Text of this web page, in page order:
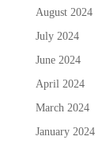
August 2024
July 2024
June 2024
April 2024
March 2024
January 2024